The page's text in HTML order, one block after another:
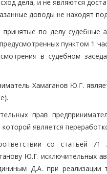
дела, и не являются
доводы не находят
по делу судебные
пунктом 1
в судебном
Хамаганов Ю.Г.
прав
является
со статьей
Ю.Г. исключительных
Д.А. при